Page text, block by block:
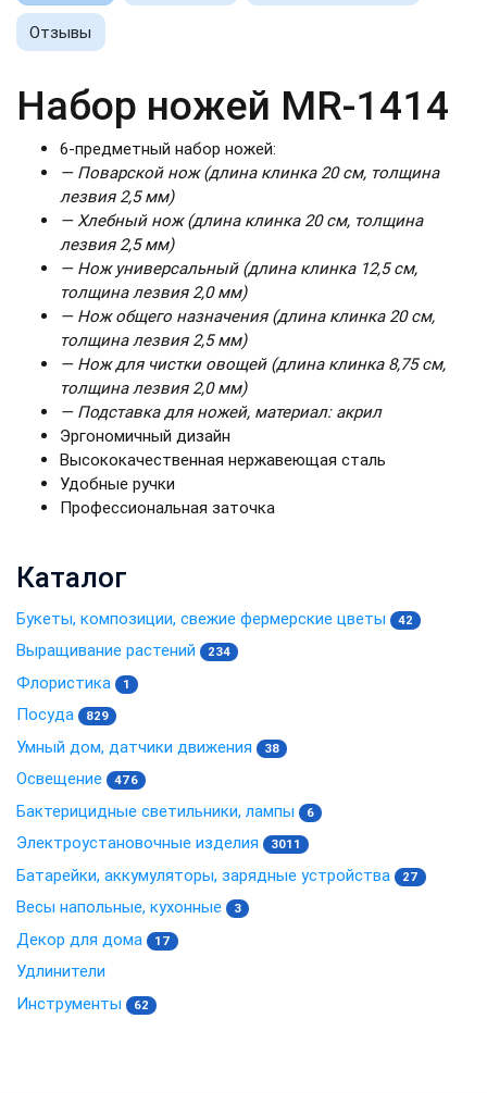
Отзывы
Набор ножей MR-1414
6-предметный набор ножей:
— Поварской нож (длина клинка 20 см, толщина
лезвия 2,5 мм)
— Хлебный нож (длина клинка 20 см, толщина
лезвия 2,5 мм)
— Нож универсальный (длина клинка 12,5 см,
толщина лезвия 2,0 мм)
— Нож общего назначения (длина клинка 20 см,
толщина лезвия 2,5 мм)
— Нож для чистки овощей (длина клинка 8,75 см,
толщина лезвия 2,0 мм)
— Подставка для ножей, материал: акрил
Эргономичный дизайн
Высококачественная нержавеющая cталь
Удобные ручки
Профессиональная заточка
Каталог
Букеты, композиции, свежие фермерские цветы 42
Выращивание растений 234
Флористика 1
Посуда 829
Умный дом, датчики движения 38
Освещение 476
Бактерицидные светильники, лампы 6
Электроустановочные изделия 3011
Батарейки, аккумуляторы, зарядные устройства 27
Весы напольные, кухонные 3
Декор для дома 17
Удлинители
Инструменты
62